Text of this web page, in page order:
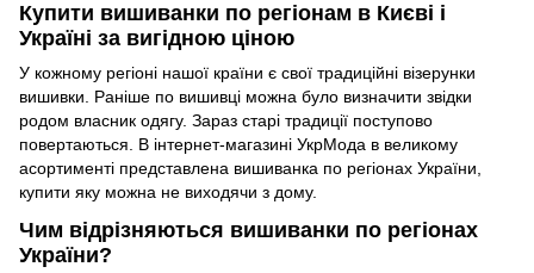
Купити вишиванки по регіонам в Києві і
Україні за вигідною ціною
У кожному регіоні нашої країни є свої традиційні візерунки
вишивки. Раніше по вишивці можна було визначити звідки
родом власник одягу. Зараз старі традиції поступово
повертаються. В інтернет-магазині УкрМода в великому
асортименті представлена вишиванка по регіонах України,
купити яку можна не виходячи з дому.
Чим відрізняються вишиванки по регіонах
України?